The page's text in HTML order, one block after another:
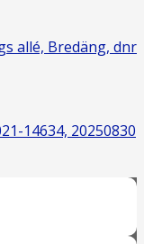
allé, Bredäng, dnr
14634, 20250830